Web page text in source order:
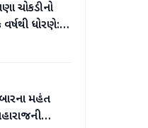
ચોકડીનો
ધોરણે:
રસ્તો ન
મહંત